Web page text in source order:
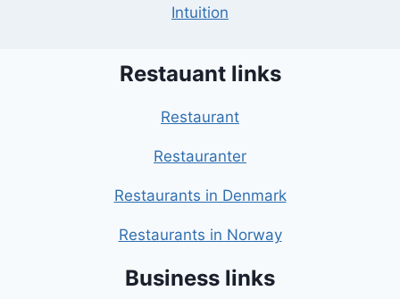
Intuition
Restauant links
Restaurant
Restauranter
Restaurants in Denmark
Restaurants in Norway
Business links